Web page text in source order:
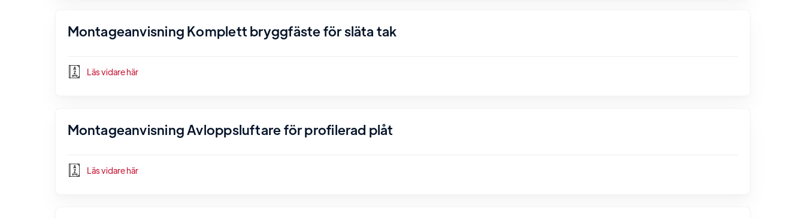
Montageanvisning Komplett bryggfäste för släta tak
Läs vidare här
Montageanvisning Avloppsluftare för profilerad plåt
Läs vidare här